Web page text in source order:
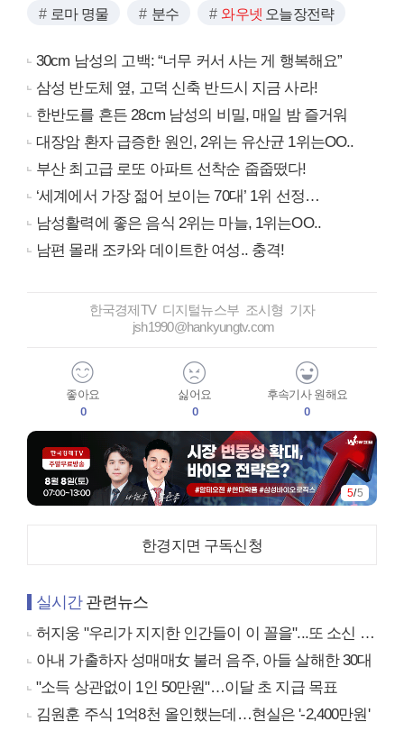
로마 명물 분수 와우넷 오늘장전략
30cm 남성의 고백: “너무 커서 사는 게 행복해요”
삼성 반도체 옆, 고덕 신축 반드시 지금 사라!
한반도를 흔든 28cm 남성의 비밀, 매일 밤 즐거워
대장암 환자 급증한 원인, 2위는 유산균 1위는OO..
부산 최고급 로또 아파트 선착순 줍줍떴다!
‘세계에서 가장 젊어 보이는 70대’ 1위 선정…
남성활력에 좋은 음식 2위는 마늘, 1위는OO..
남편 몰래 조카와 데이트한 여성.. 충격!
한국경제TV 디지털뉴스부 조시형 기자
jsh1990@hankyungtv.com
좋아요
0
싫어요
0
후속기사 원해요
0
5/5
한경지면 구독신청
실시간관련뉴스
허지웅 "우리가 지지한 인간들이 이 꼴을"...또 소신 발언
아내 가출하자 성매매女 불러 음주, 아들 살해한 30대
"소득 상관없이 1인 50만원"…이달 초 지급 목표
김원훈 주식 1억8천 올인했는데…현실은 '-2,400만원'